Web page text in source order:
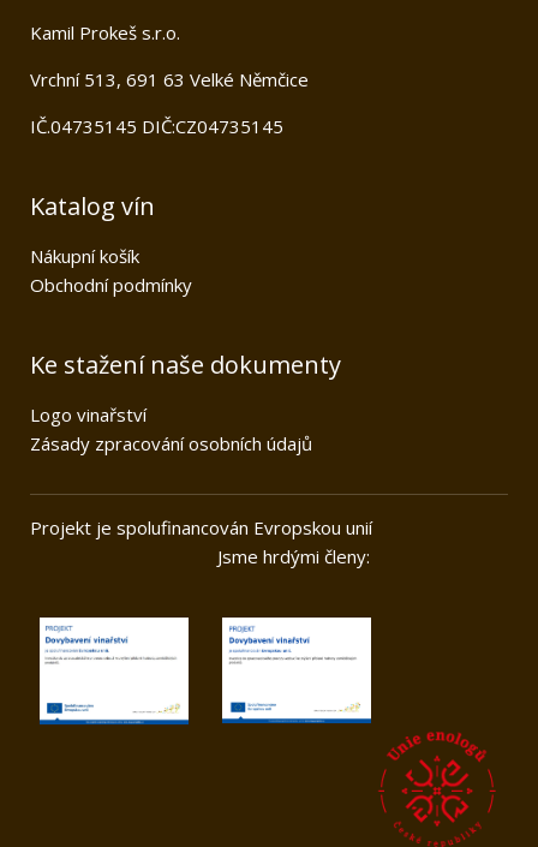
Kamil Prokeš s.r.o.
Vrchní 513, 691 63 Velké Němčice
IČ.04735145 DIČ:CZ04735145
Katalog vín
Nákupní košík
Obchodní podmínky
Ke stažení naše dokumenty
Logo vinařství
Zásady zpracování osobních údajů
Projekt je spolufinancován Evropskou unií
Jsme hrdými členy: